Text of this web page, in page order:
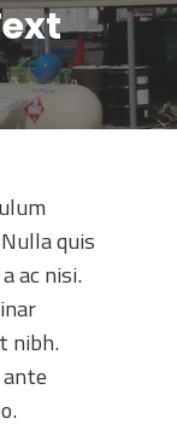
quis
ac nisi.
nibh.